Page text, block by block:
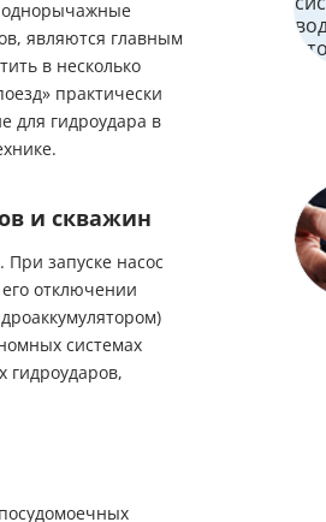
однорычажные
являются главным
в несколько
практически
для гидроудара в
и скважин
запуске насос
отключении
системах
гидроударов,